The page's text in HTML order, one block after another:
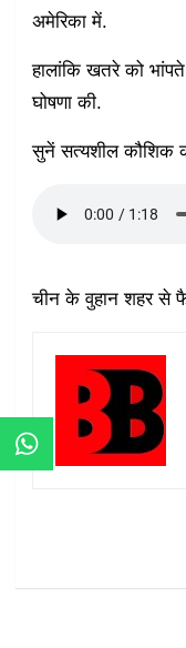
अमेरिका में.
हालांकि खतरे को
घोषणा की.
सुनें सत्यशील कौशिक
चीन के वुहान शहर से